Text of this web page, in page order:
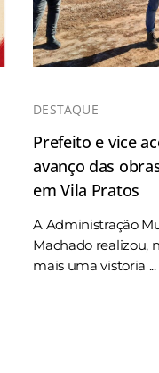
DESTAQUE
Prefeito e vice
avanço das
em Vila Pratos
A Administração
Machado realizou,
mais uma vistoria ...